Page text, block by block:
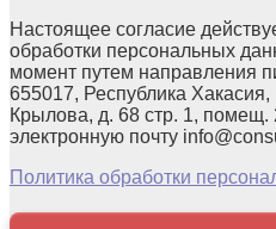
Настоящее согласие
обработки персональных
момент путем направления
655017, Республика Хакасия,
Крылова, д. 68 стр. 1,
электронную почту
Политика обработки